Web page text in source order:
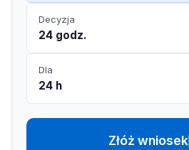
Decyzja
24 godz.
Dla
24 h
Złóż wniosek